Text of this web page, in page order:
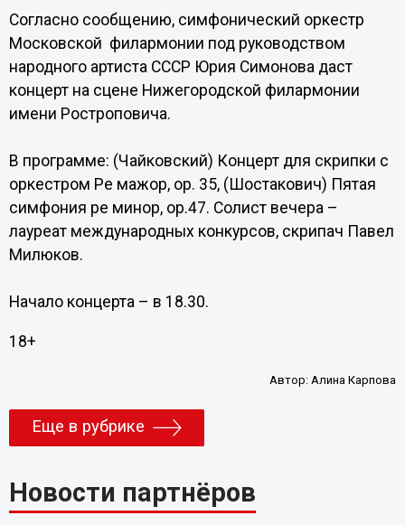
Согласно сообщению, симфонический оркестр
Московской филармонии под руководством
народного артиста СССР Юрия Симонова даст
концерт на сцене Нижегородской филармонии
имени Ростроповича.
В программе: (Чайковский) Концерт для скрипки с
оркестром Ре мажор, ор. 35, (Шостакович) Пятая
симфония ре минор, ор.47. Солист вечера –
лауреат международных конкурсов, скрипач Павел
Милюков.
Начало концерта – в 18.30.
18+
Автор:Алина Карпова
Еще в рубрике
Новости партнёров